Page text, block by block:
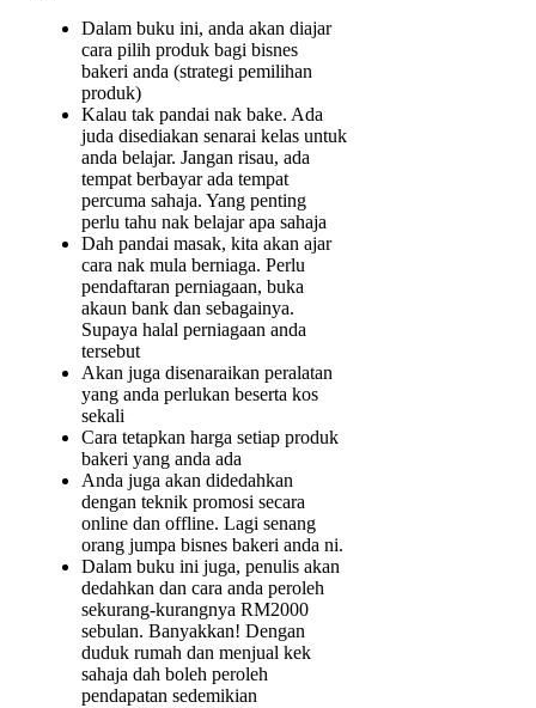
Dalam buku ini, anda akan diajar
cara pilih produk bagi bisnes
bakeri anda (strategi pemilihan
produk)
Kalau tak pandai nak bake. Ada
juda disediakan senarai kelas untuk
anda belajar. Jangan risau, ada
tempat berbayar ada tempat
percuma sahaja. Yang penting
perlu tahu nak belajar apa sahaja
Dah pandai masak, kita akan ajar
cara nak mula berniaga. Perlu
pendaftaran perniagaan, buka
akaun bank dan sebagainya.
Supaya halal perniagaan anda
tersebut
Akan juga disenaraikan peralatan
yang anda perlukan beserta kos
sekali
Cara tetapkan harga setiap produk
bakeri yang anda ada
Anda juga akan didedahkan
dengan teknik promosi secara
online dan offline. Lagi senang
orang jumpa bisnes bakeri anda ni.
Dalam buku ini juga, penulis akan
dedahkan dan cara anda peroleh
sekurang-kurangnya RM2000
sebulan. Banyakkan! Dengan
duduk rumah dan menjual kek
sahaja dah boleh peroleh
pendapatan sedemikian